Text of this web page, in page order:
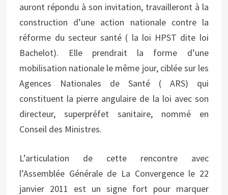
auront répondu à son invitation, travailleront à la
construction d’une action nationale contre la
réforme du secteur santé ( la loi HPST dite loi
Bachelot). Elle prendrait la forme d’une
mobilisation nationale le même jour, ciblée sur les
Agences Nationales de Santé ( ARS) qui
constituent la pierre angulaire de la loi avec son
directeur, superpréfet sanitaire, nommé en
Conseil des Ministres.
L’articulation de cette rencontre avec
l’Assemblée Générale de La Convergence le 22
janvier 2011 est un signe fort pour marquer